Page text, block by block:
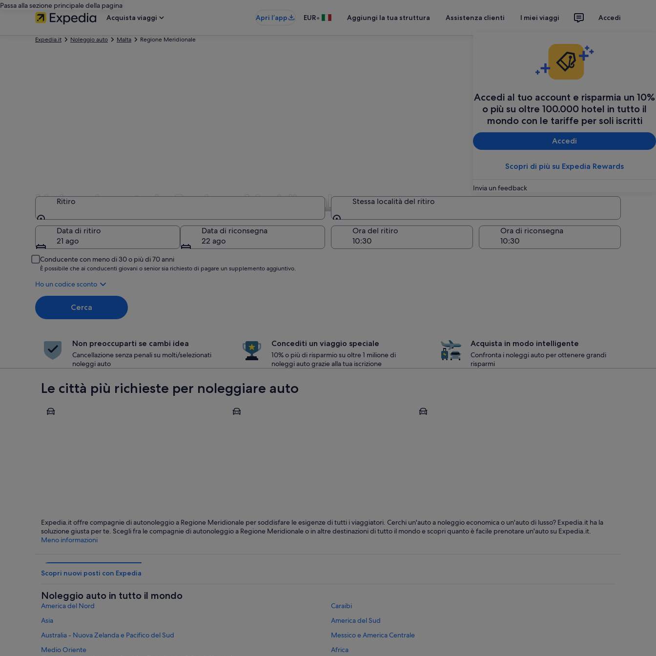
Passa alla sezione principale della pagina
Acquista viaggi
Apri l’app EUR• Aggiungi la tua struttura Assistenza clienti I miei viaggi Accedi
Accedi al tuo account e risparmia un 10%
o più su oltre 100.000 hotel in tutto il
mondo con le tariffe per soli iscritti
Accedi
Scopri di più su Expedia Rewards
Invia un feedback
Expedia.it Noleggio auto Malta Regione Meridionale
Noleggio auto in Regione Meridionale
Ritiro
Ritiro
Stessa località del ritiro
Stessa località del ritiro
Data di ritiro
21 ago
Data di riconsegna
22 ago
Ora del ritiro Ora di riconsegna
Conducente con meno di 30 o più di 70 anni
È possibile che ai conducenti giovani o senior sia richiesto di pagare un supplemento aggiuntivo.
Ho un codice sconto
Cerca
Non preoccuparti se cambi idea
Cancellazione senza penali su molti/selezionati
noleggi auto
Concediti un viaggio speciale
10% o più di risparmio su oltre 1 milione di
noleggi auto grazie alla tua iscrizione
Acquista in modo intelligente
Confronta i noleggi auto per ottenere grandi
risparmi
Le città più richieste per noleggiare auto
Luca Żebbuġ Curmi
Expedia.it offre compagnie di autonoleggio a Regione Meridionale per soddisfare le esigenze di tutti i viaggiatori. Cerchi un'auto a noleggio economica o un'auto di lusso? Expedia.it ha la
soluzione giusta per te. Scegli fra le compagnie di autonoleggio a Regione Meridionale o in altre destinazioni di tutto il mondo e scopri quanto è facile prenotare un'auto su Expedia.it.
Meno informazioni
Scopri nuovi posti con Expedia
Noleggio auto in tutto il mondo
America del Nord
Caraibi
Asia
America del Sud
Australia - Nuova Zelanda e Pacifico del Sud
Messico e America Centrale
Medio Oriente
Africa